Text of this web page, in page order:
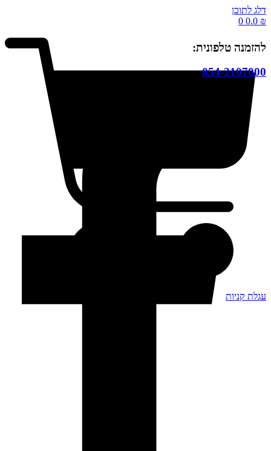
דלג לתוכן
0.0 ₪
0
עגלת קניות
להזמנה טלפונית:
054-2107000